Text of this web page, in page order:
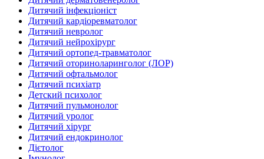
Дитячий інфекціоніст
Дитячий кардіоревматолог
Дитячий невролог
Дитячий нейрохірург
Дитячий ортопед-травматолог
Дитячий оториноларинголог (ЛОР)
Дитячий офтальмолог
Дитячий психіатр
Детский психолог
Дитячий пульмонолог
Дитячий уролог
Дитячий хірург
Дитячий ендокринолог
Дієтолог